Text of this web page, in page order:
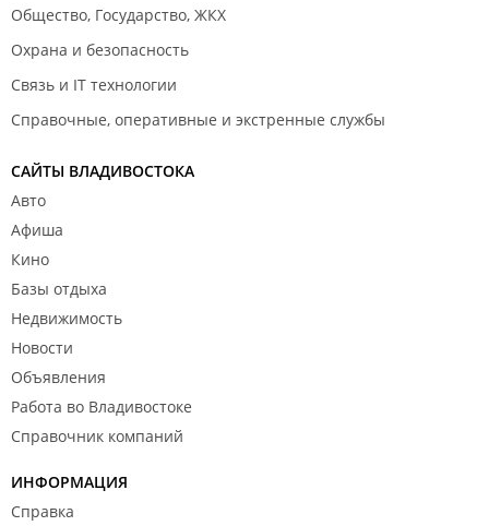
Общество, Государство, ЖКХ
Охрана и безопасность
Связь и IT технологии
Справочные, оперативные и экстренные службы
САЙТЫ ВЛАДИВОСТОКА
Авто
Афиша
Кино
Базы отдыха
Недвижимость
Новости
Объявления
Работа во Владивостоке
Справочник компаний
ИНФОРМАЦИЯ
Справка